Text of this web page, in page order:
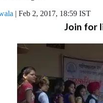
| Feb 2, 2017, 18:59 IST
Join for